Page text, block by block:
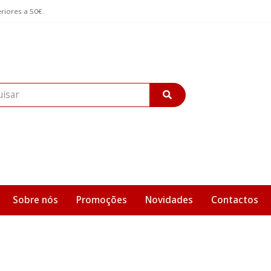
a 50€.
Sobre nós Promoções Novidades Contactos